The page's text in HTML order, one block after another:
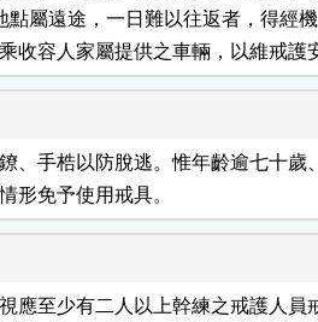
地點屬遠途，一日難以往返者，得經
乘收容人家屬提供之車輛，以維戒護
、手梏以防脫逃。惟年齡逾七十歲
形免予使用戒具。
應至少有二人以上幹練之戒護人員